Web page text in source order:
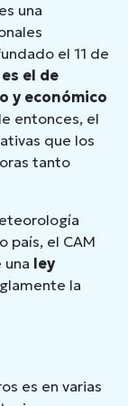
una
el 11 de
el de
y económico
entonces, el
que los
tanto
país, el CAM
una ley
la
es en varias